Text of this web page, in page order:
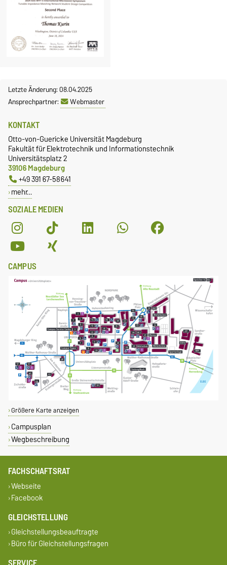
Letzte Änderung: 08.04.2025
Ansprechpartner:
Webmaster
SOZIALE MEDIEN
KONTAKT
Otto-von-Guericke Universität Magdeburg
Fakultät für Elektrotechnik und Informationstechnik
Universitätsplatz 2
39106 Magdeburg
+49 391 67-58641
mehr…
CAMPUS
Größere Karte anzeigen
Campusplan
Wegbeschreibung
FACHSCHAFTSRAT
Webseite
Facebook
GLEICHSTELLUNG
Gleichstellungsbeauftragte
Büro für Gleichstellungsfragen